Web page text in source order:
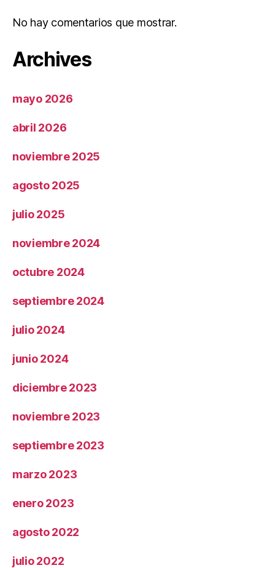
No hay comentarios que mostrar.
Archives
mayo 2026
abril 2026
noviembre 2025
agosto 2025
julio 2025
noviembre 2024
octubre 2024
septiembre 2024
julio 2024
junio 2024
diciembre 2023
noviembre 2023
septiembre 2023
marzo 2023
enero 2023
agosto 2022
julio 2022